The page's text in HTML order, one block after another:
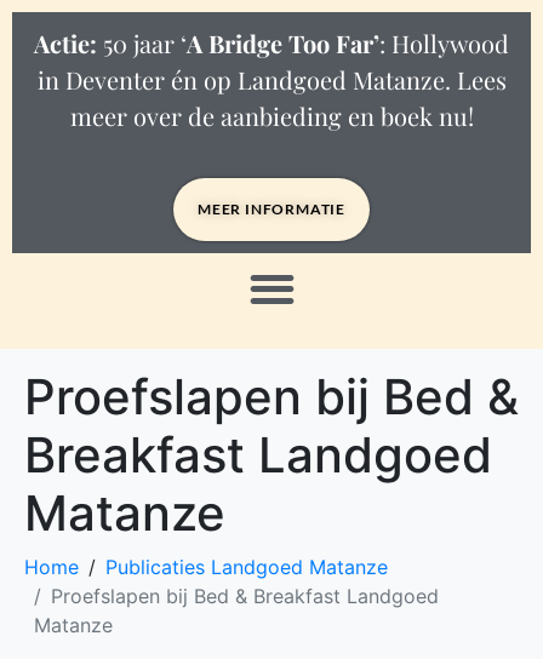
Actie: 50 jaar ‘A Bridge Too Far’: Hollywood
in Deventer én op Landgoed Matanze. Lees
meer over de aanbieding en boek nu!
MEER INFORMATIE
Proefslapen bij Bed &
Breakfast Landgoed
Matanze
Home
Publicaties Landgoed Matanze
Proefslapen bij Bed & Breakfast Landgoed
Matanze